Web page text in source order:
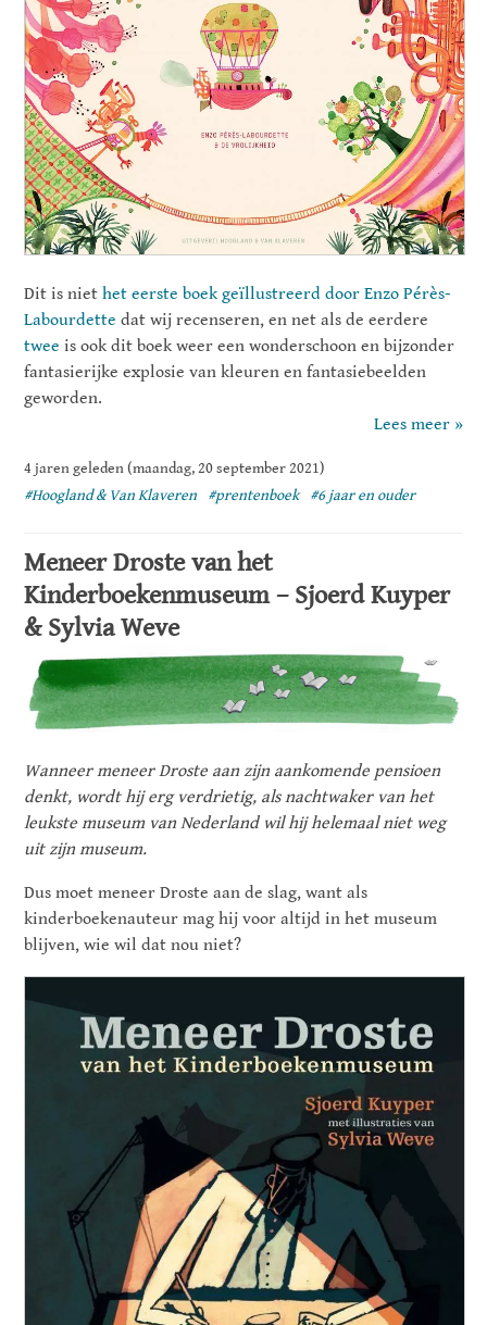
Dit is niethet eerste boek geïllustreerd door Enzo Pérès-
Labourdette dat wij recenseren, en net als de eerdere
twee is ook dit boek weer een wonderschoon en bijzonder
fantasierijke explosie van kleuren en fantasiebeelden
geworden.
Lees meer »
4 jaren geleden (maandag, 20 september 2021)
#Hoogland & Van Klaveren
#prentenboek #6 jaar en ouder
Meneer Droste van het
Kinderboekenmuseum – Sjoerd Kuyper
& Sylvia Weve
Wanneer meneer Droste aan zijn aankomende pensioen
denkt, wordt hij erg verdrietig, als nachtwaker van het
leukste museum van Nederland wil hij helemaal niet weg
uit zijn museum.
Dus moet meneer Droste aan de slag, want als
kinderboekenauteur mag hij voor altijd in het museum
blijven, wie wil dat nou niet?